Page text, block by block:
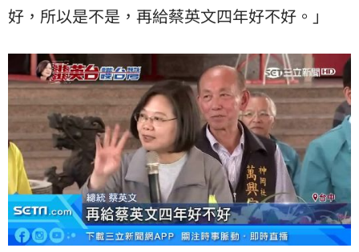
好，所以是不是，再給蔡英文四年好不好。」